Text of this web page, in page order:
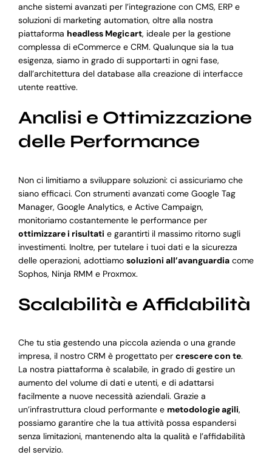
anche sistemi avanzati per l’integrazione con CMS, ERP e
soluzioni di marketing automation, oltre alla nostra
piattaforma headless Megicart, ideale per la gestione
complessa di eCommerce e CRM. Qualunque sia la tua
esigenza, siamo in grado di supportarti in ogni fase,
dall’architettura del database alla creazione di interfacce
utente reattive.
Analisi e Ottimizzazione
delle Performance
Non ci limitiamo a sviluppare soluzioni: ci assicuriamo che
siano efficaci. Con strumenti avanzati come Google Tag
Manager, Google Analytics, e Active Campaign,
monitoriamo costantemente le performance per
ottimizzare i risultati e garantirti il massimo ritorno sugli
investimenti. Inoltre, per tutelare i tuoi dati e la sicurezza
delle operazioni, adottiamo soluzioni all’avanguardiacome
Sophos, Ninja RMM e Proxmox.
Scalabilità e Affidabilità
Che tu stia gestendo una piccola azienda o una grande
impresa, il nostro CRM è progettato per crescere con te.
La nostra piattaforma è scalabile, in grado di gestire un
aumento del volume di dati e utenti, e di adattarsi
facilmente a nuove necessità aziendali. Grazie a
un’infrastruttura cloud performante e metodologie agili,
possiamo garantire che la tua attività possa espandersi
senza limitazioni, mantenendo alta la qualità e l’affidabilità
del servizio.